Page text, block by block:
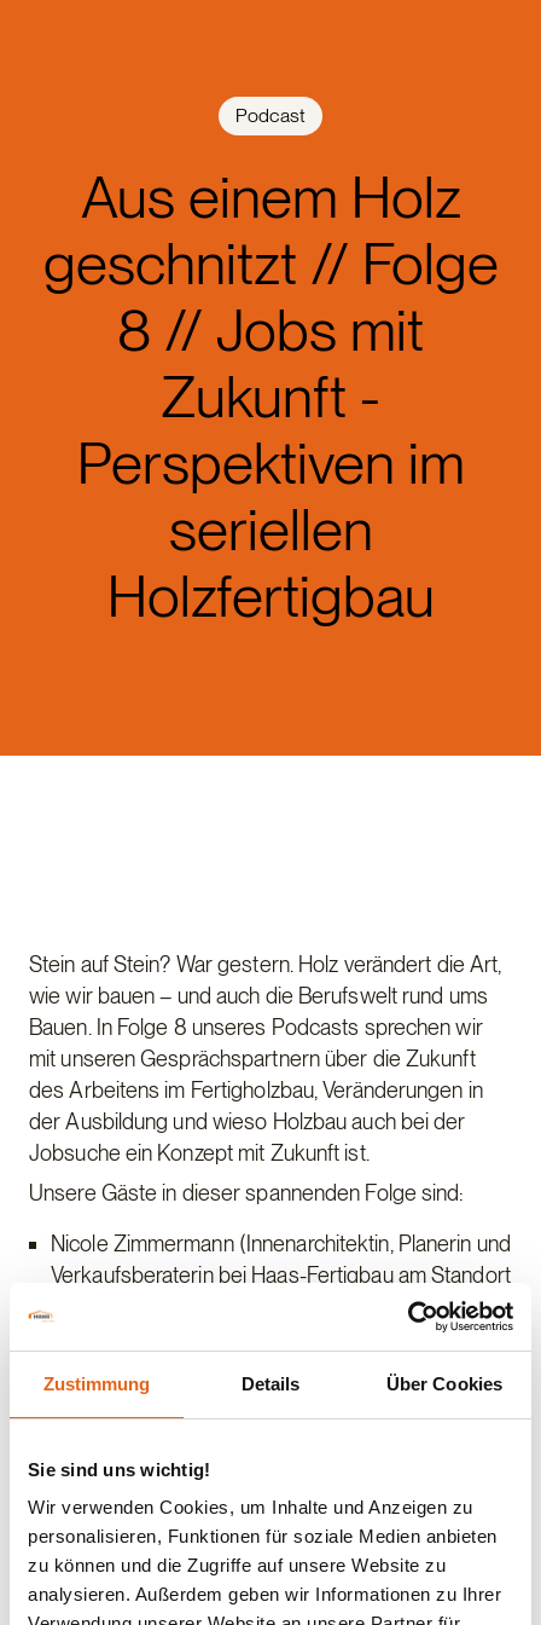
Zustimmung Details Über Cookies
Sie sind uns wichtig!
Wir verwenden Cookies, um Inhalte und Anzeigen zu
personalisieren, Funktionen für soziale Medien anbieten
zu können und die Zugriffe auf unsere Website zu
analysieren. Außerdem geben wir Informationen zu Ihrer
Podcast
Aus einem Holz
geschnitzt // Folge
8 // Jobs mit
Zukunft -
Perspektiven im
seriellen
Holzfertigbau
Stein auf Stein? War gestern. Holz verändert die Art,
wie wir bauen – und auch die Berufswelt rund ums
Bauen. In Folge 8 unseres Podcasts sprechen wir
mit unseren Gesprächspartnern über die Zukunft
des Arbeitens im Fertigholzbau, Veränderungen in
der Ausbildung und wieso Holzbau auch bei der
Jobsuche ein Konzept mit Zukunft ist.
Unsere Gäste in dieser spannenden Folge sind:
Nicole Zimmermann (Innenarchitektin, Planerin und
Verkaufsberaterin bei Haas-Fertigbau am Standort
Matthias Zauner (Teamleiter Planung, Gewerbe
und Industrie- sowie Wohnbau)
Dennis Rösner (Leitung Objektbau)
Mitarbeiterin, Lehrstuhl Architektur und Holzbau
TUM und Geschäftsführerin TUM.Wood Gruppe)